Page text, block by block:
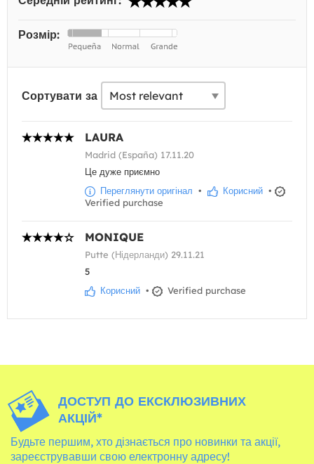
Розмір:
Сортувати за
LAURA
Madrid (España) 17.11.20
Це дуже приємно
Переглянути оригінал • Корисний •
Verified purchase
MONIQUE
Putte (Нідерланди) 29.11.21
5
Корисний • Verified purchase
ДОСТУП ДО ЕКСКЛЮЗИВНИХ
АКЦІЙ*
Будьте першим, хто дізнається про новинки та акції,
зареєструвавши свою електронну адресу!